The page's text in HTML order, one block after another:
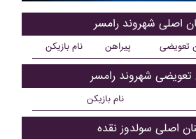
اصلی شهروند رامسر
نام بازیکن پیراهن تعویضی
تعویضی شهروند رامسر
نام بازیکن
اصلی سولدوز نقده